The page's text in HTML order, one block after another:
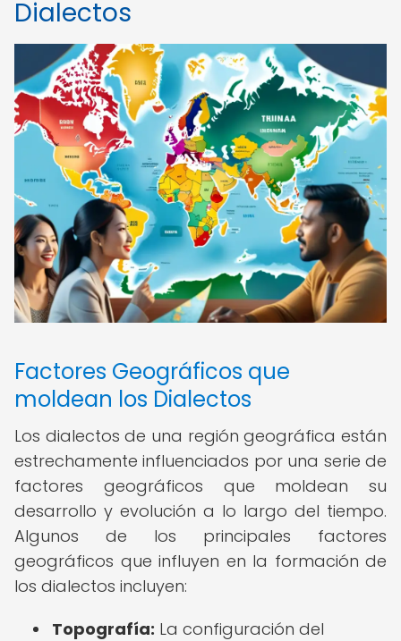
Dialectos
Factores Geográficos que
moldean los Dialectos
Los dialectos de una región geográfica están
estrechamente influenciados por una serie de
factores geográficos que moldean su
desarrollo y evolución a lo largo del tiempo.
Algunos de los principales factores
geográficos que influyen en la formación de
los dialectos incluyen:
Topografía: La configuración del